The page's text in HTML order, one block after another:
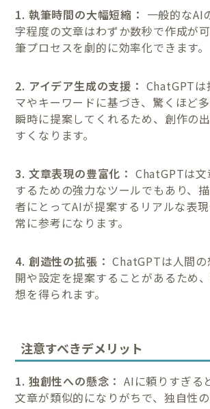
1. 執筆時間の大幅短縮： 一般的なAI
字程度の文章はわずか数秒で作成が
筆プロセスを劇的に効率化できます。
2. アイデア生成の支援： ChatGPTは
マやキーワードに基づき、驚くほど
瞬時に提案してくれるため、創作の
すくなります。
3. 文章表現の豊富化： ChatGPTは
するための強力なツールでもあり、
者にとってAIが提案するリアルな表
常に参考になります。
4. 創造性の拡張： ChatGPTは人間
開や設定を提案することがあるため
想を得られます。
注意すべきデメリット
1. 独創性への懸念： AIに頼りすぎる
文章が類似的になりがちで、独自性